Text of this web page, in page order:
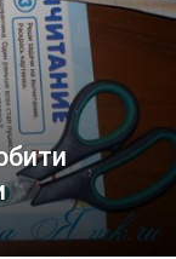
виробу
у всіх